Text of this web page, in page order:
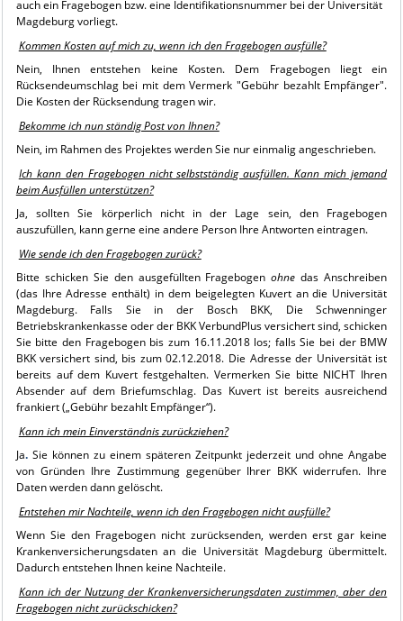
auch ein Fragebogen bzw. eine Identifikationsnummer bei der Universität
Magdeburg vorliegt.
Kommen Kosten auf mich zu, wenn ich den Fragebogen ausfülle?
Nein, Ihnen entstehen keine Kosten. Dem Fragebogen liegt ein
Rücksendeumschlag bei mit dem Vermerk "Gebühr bezahlt Empfänger".
Die Kosten der Rücksendung tragen wir.
Bekomme ich nun ständig Post von Ihnen?
Nein, im Rahmen des Projektes werden Sie nur einmalig angeschrieben.
Ich kann den Fragebogen nicht selbstständig ausfüllen. Kann mich jemand
beim Ausfüllen unterstützen?
Ja, sollten Sie körperlich nicht in der Lage sein, den Fragebogen
auszufüllen, kann gerne eine andere Person Ihre Antworten eintragen.
Wie sende ich den Fragebogen zurück?
Bitte schicken Sie den ausgefüllten Fragebogenohne das Anschreiben
(das Ihre Adresse enthält) in dem beigelegten Kuvert an die Universität
Magdeburg. Falls Sie in der Bosch BKK, Die Schwenninger
Betriebskrankenkasse oder der BKK VerbundPlus versichert sind, schicken
Sie bitte den Fragebogen bis zum 16.11.2018 los; falls Sie bei der BMW
BKK versichert sind, bis zum 02.12.2018. Die Adresse der Universität ist
bereits auf dem Kuvert festgehalten. Vermerken Sie bitte NICHT Ihren
Absender auf dem Briefumschlag. Das Kuvert ist bereits ausreichend
frankiert („Gebühr bezahlt Empfänger“).
Kann ich mein Einverständnis zurückziehen?
Ja. Sie können zu einem späteren Zeitpunkt jederzeit und ohne Angabe
von Gründen Ihre Zustimmung gegenüber Ihrer BKK widerrufen. Ihre
Daten werden dann gelöscht.
Entstehen mir Nachteile, wenn ich den Fragebogen nicht ausfülle?
Wenn Sie den Fragebogen nicht zurücksenden, werden erst gar keine
Krankenversicherungsdaten an die Universität Magdeburg übermittelt.
Dadurch entstehen Ihnen keine Nachteile.
Kann ich der Nutzung der Krankenversicherungsdaten zustimmen, aber den
Fragebogen nicht zurückschicken?